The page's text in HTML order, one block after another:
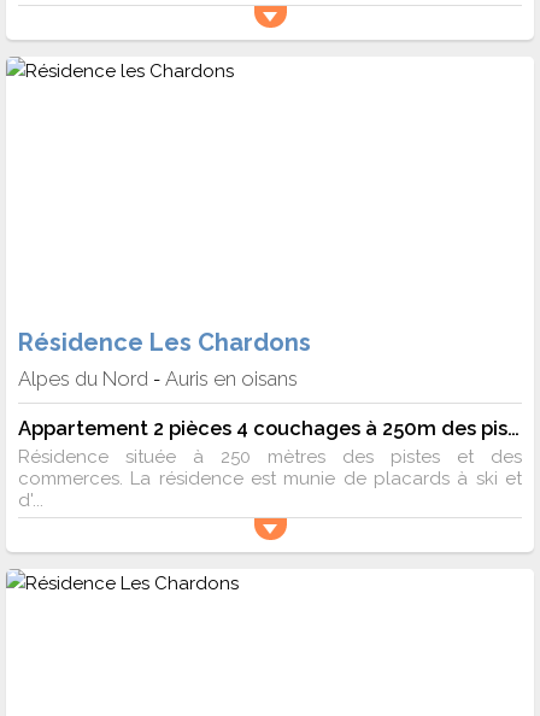
Résidence Les Chardons
Alpes du Nord - Auris en oisans
Appartement 2 pièces 4 couchages à 250m des pistes - Auris en Oisans
Résidence située à 250 mètres des pistes et des
commerces. La résidence est munie de placards à ski et
d'...